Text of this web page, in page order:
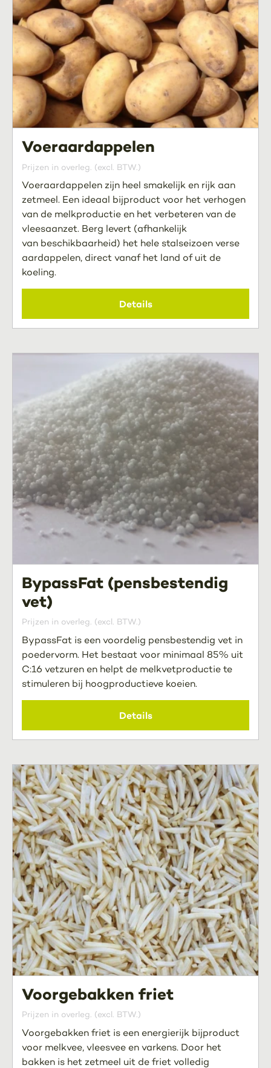
Voeraardappelen
Prijzen in overleg. (excl. BTW.)
Voeraardappelen zijn heel smakelijk en rijk aan
zetmeel. Een ideaal bijproduct voor het verhogen
van de melkproductie en het verbeteren van de
vleesaanzet. Berg levert (afhankelijk
van beschikbaarheid) het hele stalseizoen verse
aardappelen, direct vanaf het land of uit de
koeling.
Details
BypassFat (pensbestendig
vet)
Prijzen in overleg. (excl. BTW.)
BypassFat is een voordelig pensbestendig vet in
poedervorm. Het bestaat voor minimaal 85% uit
C:16 vetzuren en helpt de melkvetproductie te
stimuleren bij hoogproductieve koeien.
Details
Voorgebakken friet
Prijzen in overleg. (excl. BTW.)
Voorgebakken friet is een energierijk bijproduct
voor melkvee, vleesvee en varkens. Door het
bakken is het zetmeel uit de friet volledig